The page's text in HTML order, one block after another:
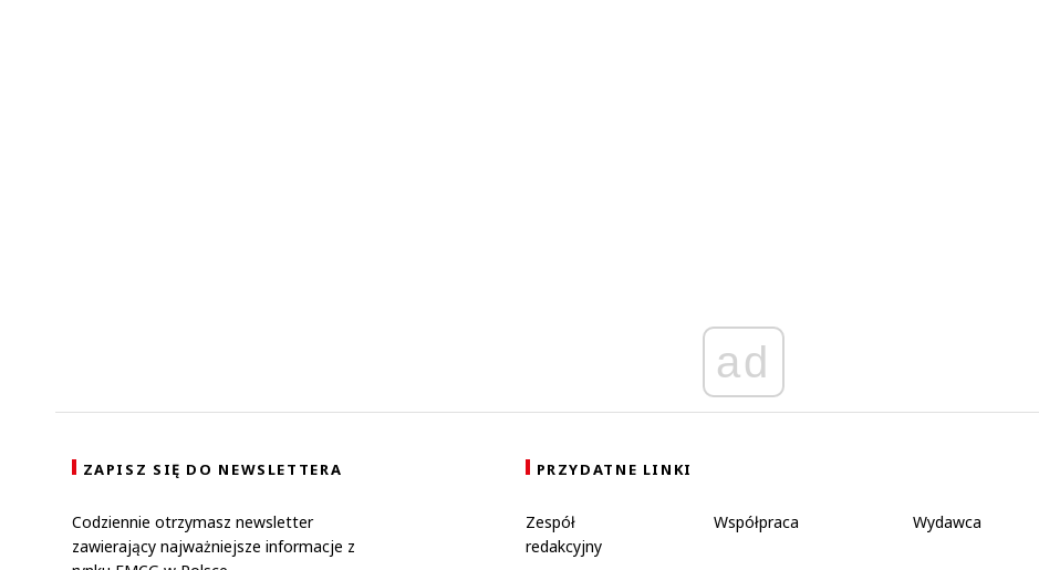
ad
ZAPISZ SIĘ DO NEWSLETTERA
Codziennie otrzymasz newsletter
zawierający najważniejsze informacje z
PRZYDATNE LINKI
Zespół
redakcyjny
Współpraca Wydawca